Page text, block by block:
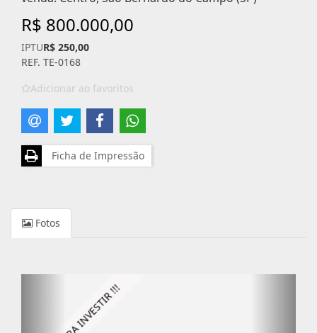
R$ 800.000,00
IPTUR$ 250,00
REF. TE-0168
Adicionar ao favoritos
Ficha de Impressão
Fotos